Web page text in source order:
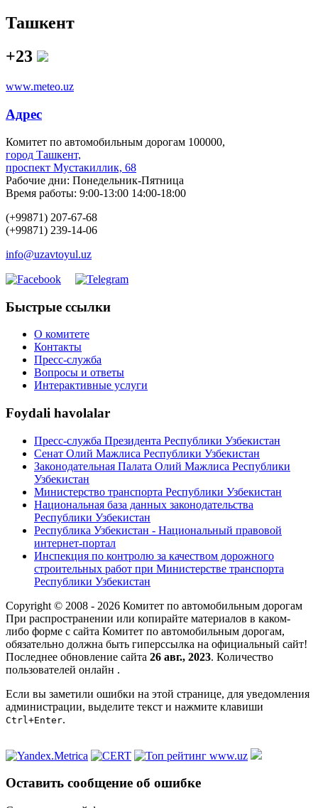
Ташкент
+23
www.meteo.uz
Адрес
Комитет по автомобильным дорогам 100000,
город Ташкент,
проспект Мустакиллик, 68
Рабочие дни: Понедельник-Пятница
Время работы: 9:00-13:00 14:00-18:00
(+99871) 207-67-68
(+99871) 239-14-06
info@uzavtoyul.uz
Быстрые ссылки
О комитете
Контакты
Пресс-служба
Вопросы и ответы
Интерактивные услуги
Foydali havolalar
Пресс-служба Президента Республики Узбекистан
Сенат Олий Мажлиса Республики Узбекистан
Законодательная Палата Олий Мажлиса Республики
Узбекистан
Министерство транспорта Республики Узбекистан
Национальная база данных законодательства
Республики Узбекистан
Республика Узбекистан - Национальный правовой
интернет-портал
Инспекция по контролю за качеством дорожного
строительных работ при Министерстве транспорта
Республики Узбекистан
Copyright © 2008 - 2026 Комитет по автомобильным дорогам
При распространении или копирайте материалов в каком-
либо форме с сайта Комитет по автомобильным дорогам,
обязательно должна быть гиперссылка на официальный сайт!
Последнее обновление сайта 26 авг., 2023. Количество
пользователей онлайн .
Если вы заметили ошибки на этой странице, для уведомления
администрации, выделите текст и нажмите клавиши
Ctrl+Enter.
Оставить сообщение об ошибке